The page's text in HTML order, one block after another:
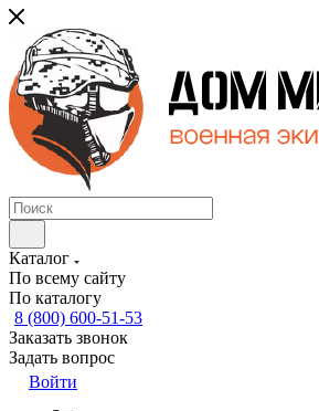
Каталог
По всему сайту
По каталогу
8 (800) 600-51-53
Заказать звонок
Задать вопрос
Войти